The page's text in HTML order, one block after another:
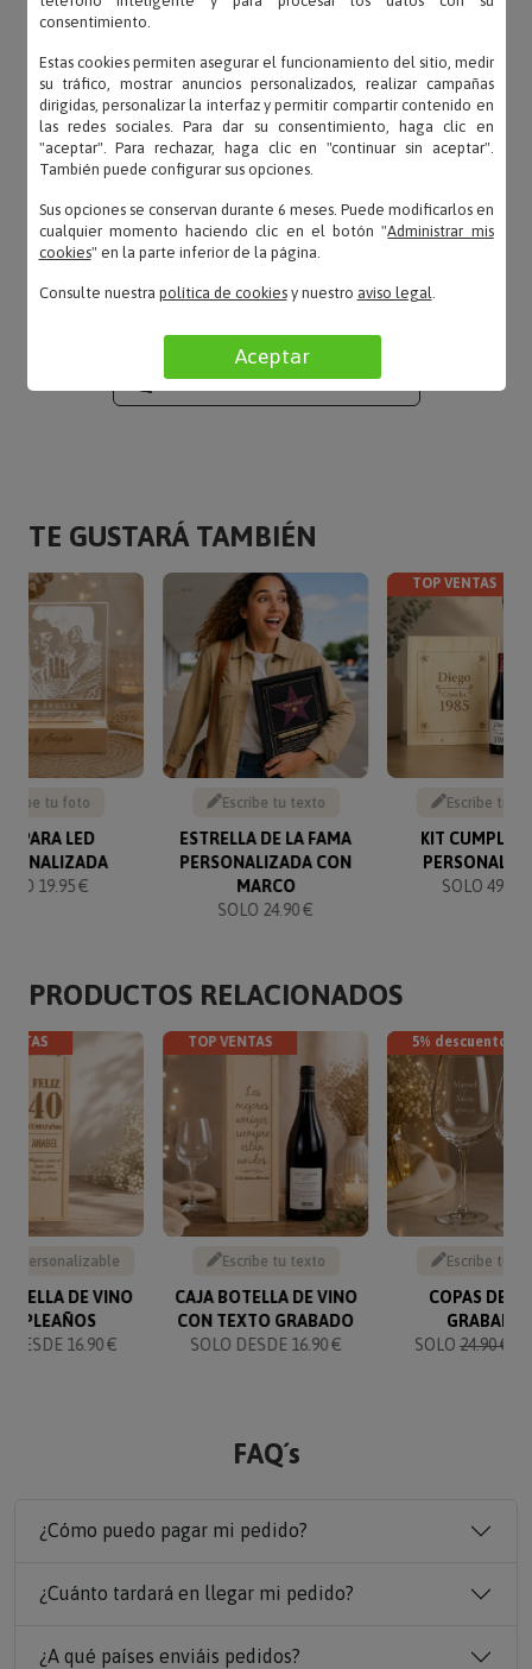
«Muy bien grabado»
Carlos – 09/08/2024
«Se ve muy bien el grabado en la caja»
«Buena calidad y entrega rápida»
LEER TODAS LAS OPINIONES
TE GUSTARÁ TAMBIÉN
Sube tu foto
LED
19.95 €
Escribe tu texto
ESTRELLA DE LA FAMA
PERSONALIZADA CON
MARCO
SOLO 24.90 €
TOP VENTAS
Escribe tu
KIT
SOLO 49.90
PRODUCTOS RELACIONADOS
personalizable
DE VINO
DESDE 16.90 €
TOP VENTAS
Escribe tu texto
CAJA BOTELLA DE VINO
CON TEXTO GRABADO
SOLO DESDE 16.90 €
5% descuento
Escribe tu
COPAS DE
SOLO24.90 €
FAQ´s
¿Cómo puedo pagar mi pedido?
¿Cuánto tardará en llegar mi pedido?
¿A qué países enviáis pedidos?
consentimiento.
Estas cookies permiten asegurar el funcionamiento del sitio, medir
su tráfico, mostrar anuncios personalizados, realizar campañas
dirigidas, personalizar la interfaz y permitir compartir contenido en
las redes sociales. Para dar su consentimiento, haga clic en
"aceptar". Para rechazar, haga clic en "continuar sin aceptar".
También puede configurar sus opciones.
Sus opciones se conservan durante 6 meses. Puede modificarlos en
cualquier momento haciendo clic en el botón "Administrar mis
cookies" en la parte inferior de la página.
Consulte nuestra política de cookiesy nuestro aviso legal.
Aceptar